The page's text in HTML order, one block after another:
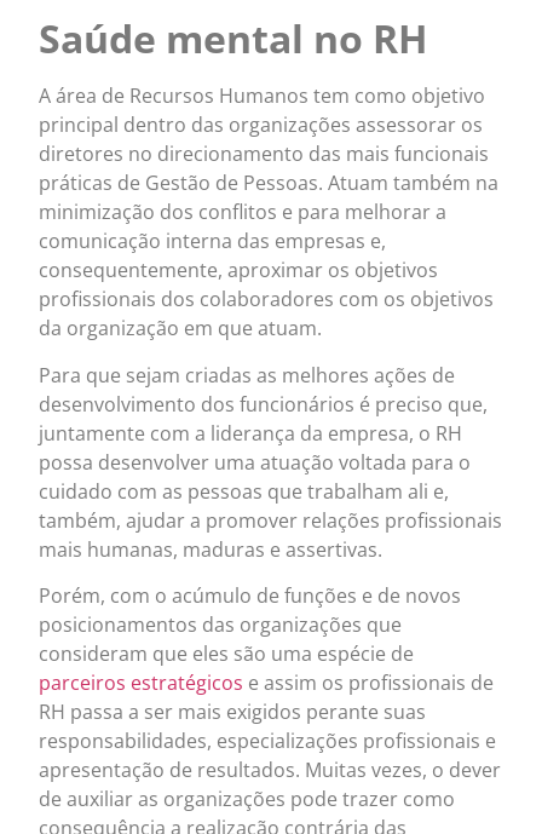
Saúde mental no RH
A área de Recursos Humanos tem como objetivo
principal dentro das organizações assessorar os
diretores no direcionamento das mais funcionais
práticas de Gestão de Pessoas. Atuam também na
minimização dos conflitos e para melhorar a
comunicação interna das empresas e,
consequentemente, aproximar os objetivos
profissionais dos colaboradores com os objetivos
da organização em que atuam.
Para que sejam criadas as melhores ações de
desenvolvimento dos funcionários é preciso que,
juntamente com a liderança da empresa, o RH
possa desenvolver uma atuação voltada para o
cuidado com as pessoas que trabalham ali e,
também, ajudar a promover relações profissionais
mais humanas, maduras e assertivas.
Porém, com o acúmulo de funções e de novos
posicionamentos das organizações que
consideram que eles são uma espécie de
parceiros estratégicos e assim os profissionais de
RH passa a ser mais exigidos perante suas
responsabilidades, especializações profissionais e
apresentação de resultados. Muitas vezes, o dever
de auxiliar as organizações pode trazer como
consequência a realização contrária das